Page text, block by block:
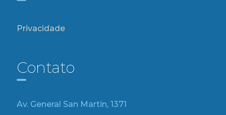
Privacidade
Contato
Av. General San Martin, 1371